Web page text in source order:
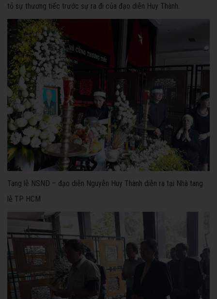
tỏ sự thương tiếc trước sự ra đi của đạo diễn Huy Thành.
Tang lễ NSND – đạo diễn Nguyễn Huy Thành diễn ra tại Nhà tang
lễ TP HCM